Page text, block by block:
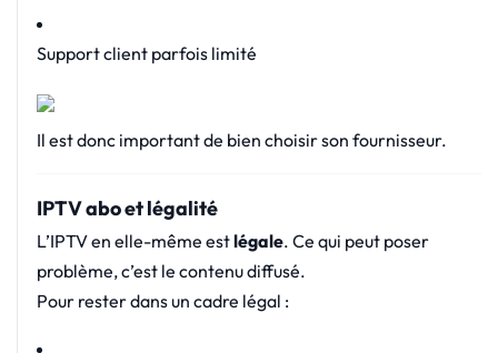
Support client parfois limité
Il est donc important de bien choisir son fournisseur.
IPTV abo et légalité
L’IPTV en elle-même estlégale. Ce qui peut poser
problème, c’est le contenu diffusé.
Pour rester dans un cadre légal :